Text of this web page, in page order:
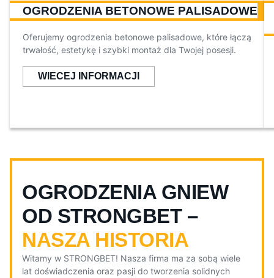
OGRODZENIA BETONOWE PALISADOWE
Oferujemy ogrodzenia betonowe palisadowe, które łączą
trwałość, estetykę i szybki montaż dla Twojej posesji.
WIECEJ INFORMACJI
OGRODZENIA GNIEW
OD STRONGBET –
NASZA HISTORIA
Witamy w STRONGBET! Nasza firma ma za sobą wiele
lat doświadczenia oraz pasji do tworzenia solidnych